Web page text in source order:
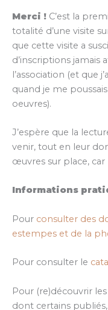
Merci ! C’est la
totalité d’une visite
que cette visite a
d’inscriptions jamais
l’association (et que
quand je me
oeuvres).
J’espère que la
venir, tout en leur
œuvres sur place,
Informations
Pour consulter des
estempes et de la
Pour consulter le
Pour (re)découvrir les
dont certains